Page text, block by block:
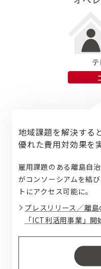
地域課題を解決する
優れた費用対効果を
雇用課題のある離島自
がコンソーシアムを結
トにアクセス可能に。
プレスリリース／離
「ICT利活用事業」 開